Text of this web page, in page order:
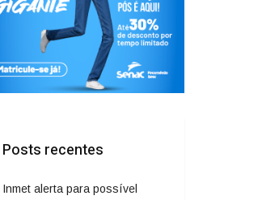
Posts recentes
Inmet alerta para possível